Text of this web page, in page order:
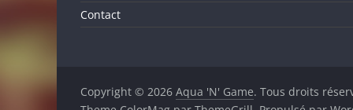
Contact
Copyright © 2026 Aqua 'N' Game. Tous droits